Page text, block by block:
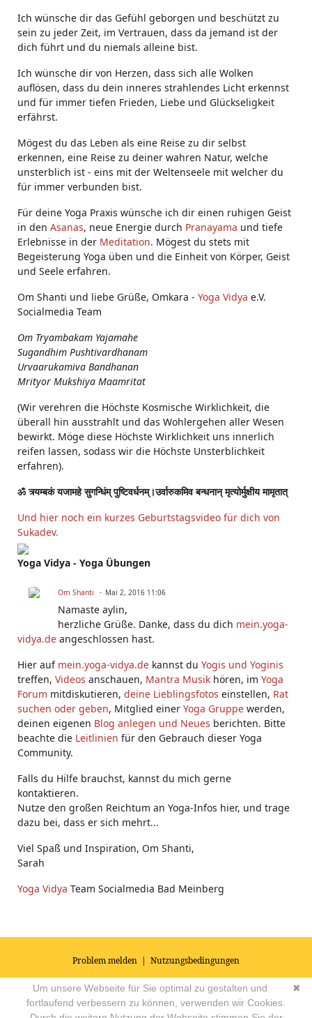
Ich wünsche dir das Gefühl geborgen und beschützt zu
sein zu jeder Zeit, im Vertrauen, dass da jemand ist der
dich führt und du niemals alleine bist.
Ich wünsche dir von Herzen, dass sich alle Wolken
auflösen, dass du dein inneres strahlendes Licht erkennst
und für immer tiefen Frieden, Liebe und Glückseligkeit
erfährst.
Mögest du das Leben als eine Reise zu dir selbst
erkennen, eine Reise zu deiner wahren Natur, welche
unsterblich ist - eins mit der Weltenseele mit welcher du
für immer verbunden bist.
Für deine Yoga Praxis wünsche ich dir einen ruhigen Geist
in den Asanas, neue Energie durch Pranayama und tiefe
Erlebnisse in der Meditation. Mögest du stets mit
Begeisterung Yoga üben und die Einheit von Körper, Geist
und Seele erfahren.
Om Shanti und liebe Grüße, Omkara - Yoga Vidya e.V.
Socialmedia Team
Om Tryambakam Yajamahe
Sugandhim Pushtivardhanam
Urvaarukamiva Bandhanan
Mrityor Mukshiya Maamritat
(Wir verehren die Höchste Kosmische Wirklichkeit, die
überall hin ausstrahlt und das Wohlergehen aller Wesen
bewirkt. Möge diese Höchste Wirklichkeit uns innerlich
reifen lassen, sodass wir die Höchste Unsterblichkeit
erfahren).
ॐ त्र्यम्बकं यजामहे सुगन्धिंम् पुष्टिवर्धनम्।उर्वारुकमिव बन्धनान् मृत्योर्मुक्षीय मामृतात्
Und hier noch ein kurzes Geburtstagsvideo für dich von
Sukadev.
Yoga Vidya - Yoga Übungen
Om Shanti Mai 2, 2016 11:06
Namaste aylin,
herzliche Grüße. Danke, dass du dich mein.yoga-
vidya.de angeschlossen hast.
Hier auf mein.yoga-vidya.de kannst du Yogis und Yoginis
treffen, Videos anschauen, Mantra Musik hören, im Yoga
Forum mitdiskutieren, deine Lieblingsfotos einstellen, Rat
suchen oder geben, Mitglied einer Yoga Gruppe werden,
deinen eigenen Blog anlegen und Neues berichten. Bitte
beachte die Leitlinien für den Gebrauch dieser Yoga
Community.
Falls du Hilfe brauchst, kannst du mich gerne
kontaktieren.
Nutze den großen Reichtum an Yoga-Infos hier, und trage
dazu bei, dass er sich mehrt...
Viel Spaß und Inspiration, Om Shanti,
Sarah
Yoga Vidya Team Socialmedia Bad Meinberg
Problem melden | Nutzungsbedingungen
© 2026Impressum|Datenschutz|AGB's| Yoga Vidya Community -
Forum für Yoga, Meditation und Ayurveda Powered by
✖
Um unsere Webseite für Sie optimal zu gestalten und
fortlaufend verbessern zu können, verwenden wir Cookies.